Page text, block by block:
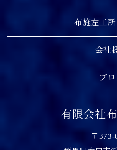
布施左工
会社
ブ
有限会社
〒373-